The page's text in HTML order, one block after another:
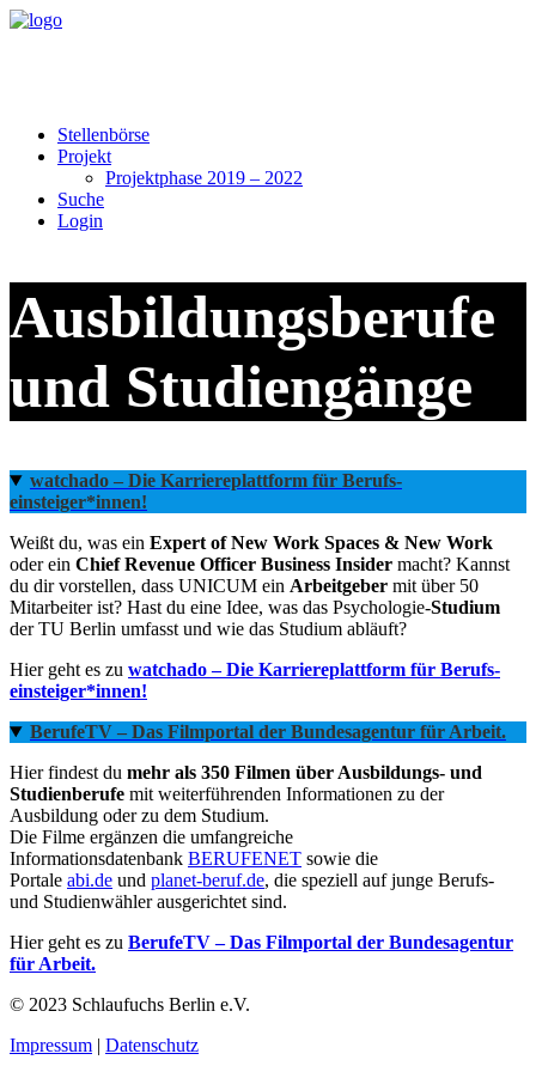
Stellenbörse
Projekt
Projektphase 2019 – 2022
Suche
Login
Ausbildungsberufe
und Studiengänge
watchado – Die Karriereplattform für Berufs­
einsteiger*innen!
Weißt du, was ein Expert of New Work Spaces & New Work
oder ein Chief Revenue Officer Business Insider macht? Kannst
du dir vorstellen, dass UNICUM ein Arbeitgeber mit über 50
Mitarbeiter ist? Hast du eine Idee, was das Psychologie-Studium
der TU Berlin umfasst und wie das Studium abläuft?
Hier geht es zu watchado – Die Karriereplattform für Berufs­
einsteiger*innen!
BerufeTV – Das Filmportal der Bundesagentur für Arbeit.
Hier findest du mehr als 350 Filmen über Ausbildungs- und
Studienberufe mit weiterführenden Informationen zu der
Ausbildung oder zu dem Studium.
Die Filme ergänzen die umfangreiche
Informationsdatenbank BERUFENET sowie die
Portale abi.de und planet-beruf.de, die speziell auf junge Berufs-
und Studienwähler ausgerichtet sind.
Hier geht es zu BerufeTV – Das Filmportal der Bundesagentur
für Arbeit.
© 2023 Schlaufuchs Berlin e.V.
Impressum | Datenschutz